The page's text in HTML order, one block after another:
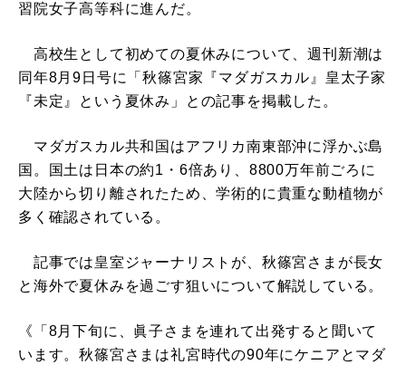
習院女子高等科に進んだ。
高校生として初めての夏休みについて、週刊新潮は
同年8月9日号に「秋篠宮家『マダガスカル』皇太子家
『未定』という夏休み」との記事を掲載した。
マダガスカル共和国はアフリカ南東部沖に浮かぶ島
国。国土は日本の約1・6倍あり、8800万年前ごろに
大陸から切り離されたため、学術的に貴重な動植物が
多く確認されている。
記事では皇室ジャーナリストが、秋篠宮さまが長女
と海外で夏休みを過ごす狙いについて解説している。
《「8月下旬に、眞子さまを連れて出発すると聞いて
います。秋篠宮さまは礼宮時代の90年にケニアとマダ